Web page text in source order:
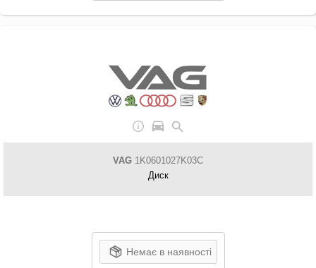
VAG 1K0601027K03C
Диск
Немає в наявності